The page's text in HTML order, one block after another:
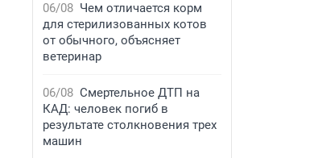
06/08 Чем отличается корм
для стерилизованных котов
от обычного, объясняет
ветеринар
06/08 Смертельное ДТП на
КАД: человек погиб в
результате столкновения трех
машин